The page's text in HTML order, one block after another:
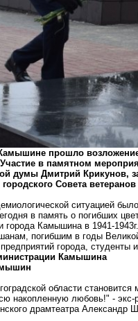
прошло
в памятном
думы Дмитрий Крикунов,
городского Совета
ситуацией
в память о погибших
города Камышина в 1941-
погибшим в годы
города, студенты
Камышина
области
накопленную любовь!" - экс-
драмтеатра